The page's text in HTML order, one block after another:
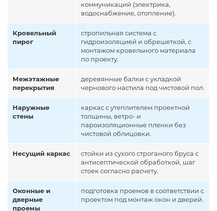
коммуникаций (электрика,
водоснабжение, отопление).
Кровельный
пирог
стропильная система с
гидроизоляцией и обрешеткой, с
монтажом кровельного материала
по проекту.
Межэтажные
перекрытия
деревянные балки с укладкой
чернового настила под чистовой пол.
Наружные
стены
каркас с утеплителем проектной
толщины, ветро- и
пароизоляционные пленки без
чистовой облицовки.
Несущий каркас
стойки из сухого строганого бруса с
антисептической обработкой, шаг
стоек согласно расчету.
Оконные и
дверные
проемы
подготовка проемов в соответствии с
проектом под монтаж окон и дверей.